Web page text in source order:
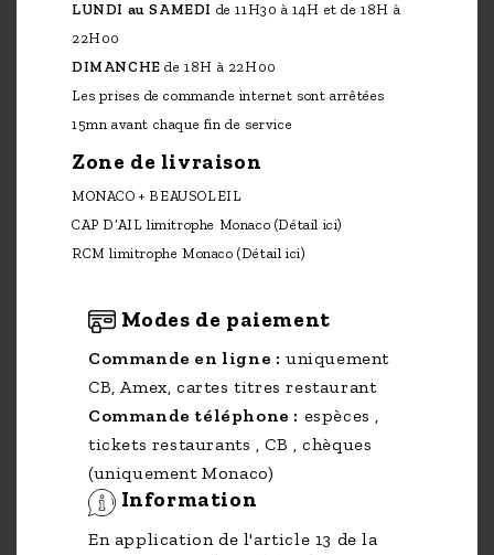
LUNDI au SAMEDI de 11H30 à 14H et de 18H à
22H00
DIMANCHE de 18H à 22H00
Les prises de commande internet sont arrêtées
15mn avant chaque fin de service
Zone de livraison
MONACO + BEAUSOLEIL
CAP D’AIL limitrophe Monaco (Détail ici)
RCM limitrophe Monaco(Détail ici)
Modes de paiement
Commande en ligne : uniquement
CB, Amex, cartes titres restaurant
Commande téléphone : espèces ,
tickets restaurants , CB , chèques
(uniquement Monaco)
Information
En application de l'article 13 de la